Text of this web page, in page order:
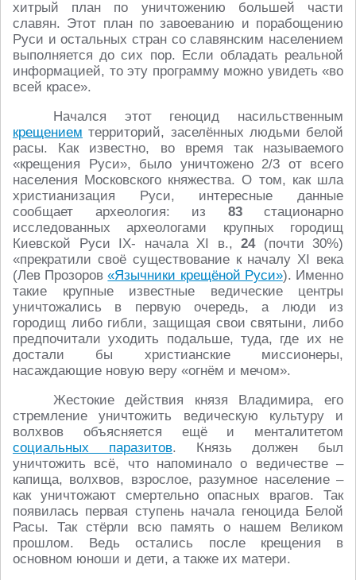
хитрый план по уничтожению большей части
славян. Этот план по завоеванию и порабощению
Руси и остальных стран со славянским населением
выполняется до сих пор. Если обладать реальной
информацией, то эту программу можно увидеть «во
всей красе».
Начался этот геноцид насильственным
крещением территорий, заселённых людьми белой
расы. Как известно, во время так называемого
«крещения Руси», было уничтожено 2/3 от всего
населения Московского княжества. О том, как шла
христианизация Руси, интересные данные
сообщает археология: из 83стационарно
исследованных археологами крупных городищ
Киевской Руси IX- начала XI в., 24(почти 30%)
«прекратили своё существование к началу XI века
(Лев Прозоров«Язычники крещёной Руси»). Именно
такие крупные известные ведические центры
уничтожались в первую очередь, а люди из
городищ либо гибли, защищая свои святыни, либо
предпочитали уходить подальше, туда, где их не
достали бы христианские миссионеры,
насаждающие новую веру «огнём и мечом».
Жестокие действия князя Владимира, его
стремление уничтожить ведическую культуру и
волхвов объясняется ещё и менталитетом
социальных паразитов. Князь должен был
уничтожить всё, что напоминало о ведичестве –
капища, волхвов, взрослое, разумное население –
как уничтожают смертельно опасных врагов. Так
появилась первая ступень начала геноцида Белой
Расы. Так стёрли всю память о нашем Великом
прошлом. Ведь остались после крещения в
основном юноши и дети, а также их матери.